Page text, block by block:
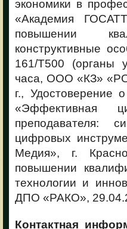
экономики в
«Академия
повышении
конструктивные
161/T500 (органы
часа, ООО «КЗ»
г., Удостоверение
«Эффективная
преподавателя:
цифровых
Медия», г.
повышении
технологии и
ДПО «РАКО»,
Контактная